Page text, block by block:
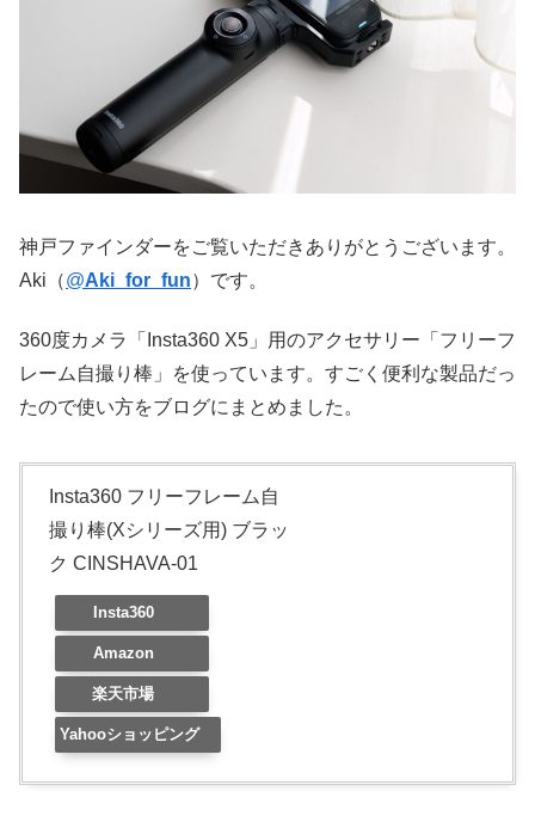
神戸ファインダーをご覧いただきありがとうございます。
Aki（@Aki_for_fun）です。
360度カメラ「Insta360 X5」用のアクセサリー「フリーフ
レーム自撮り棒」を使っています。すごく便利な製品だっ
たので使い方をブログにまとめました。
Insta360 フリーフレーム自
撮り棒(Xシリーズ用) ブラッ
ク CINSHAVA-01
Insta360
Amazon
楽天市場
Yahooショッピング